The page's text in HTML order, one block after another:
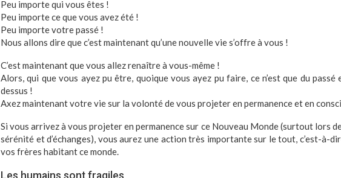
Peu importe qui vous êtes !
Peu importe ce que vous avez été !
Peu importe votre passé !
Nous allons dire que c’est maintenant qu’une nouvelle vie s’offre à vous !
C’est maintenant que vous allez renaître à vous-même !
Alors, qui que vous ayez pu être, quoique vous ayez pu faire, ce n’est que du
dessus !
Axez maintenant votre vie sur la volonté de vous projeter en permanence et en
Si vous arrivez à vous projeter en permanence sur ce Nouveau Monde (surtout lors
sérénité et d’échanges), vous aurez une action très importante sur le tout, c’est-à-
vos frères habitant ce monde.
Les humains sont fragiles